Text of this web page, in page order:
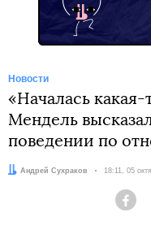
Новости
«Началась
Мендель
поведении по
Автор:
Андрей Сухраков Дата:
18:11, 05